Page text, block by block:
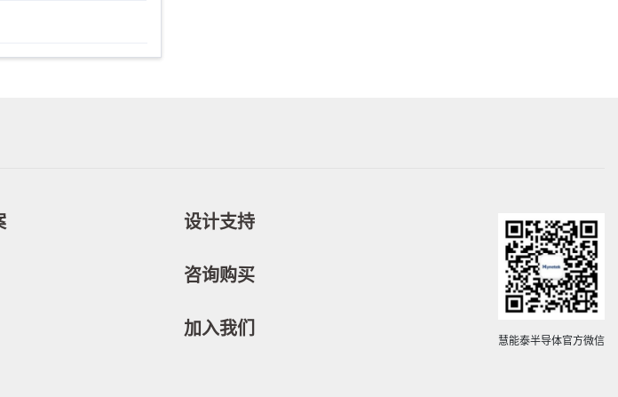
设计支持
咨询购买
加入我们
慧能泰半导体官方微信